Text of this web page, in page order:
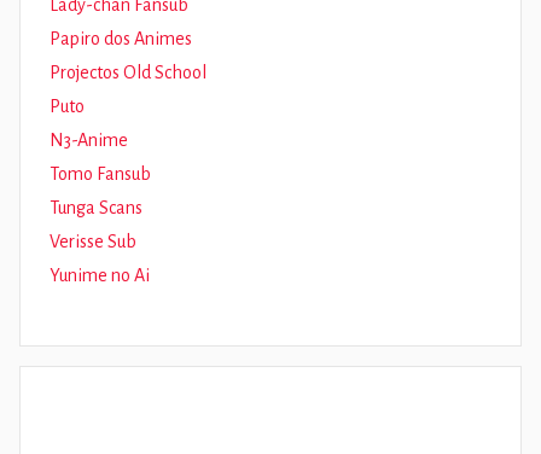
Lady-chan Fansub
Papiro dos Animes
Projectos Old School
Puto
N3-Anime
Tomo Fansub
Tunga Scans
Verisse Sub
Yunime no Ai